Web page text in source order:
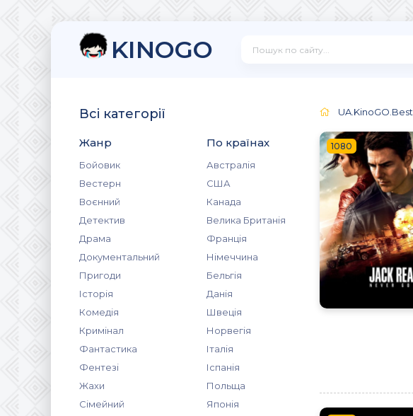
KINOGO
Всі категорії
Жанр
Бойовик
Вестерн
Воєнний
Детектив
Драма
Документальний
Пригоди
Історія
Комедія
Кримінал
Фантастика
Фентезі
Жахи
Сімейний
По країнах
Австралія
США
Канада
Велика Британія
Франція
Німеччина
Бельгія
Данія
Швеція
Норвегія
Італія
Іспанія
Польща
Японія
UA.KinoGO.Best
1080